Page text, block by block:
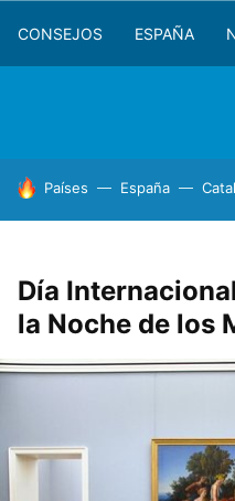
CONSEJOS ESPAÑA
HOY SE HABLA DE
Países España
Día
la Noche de los